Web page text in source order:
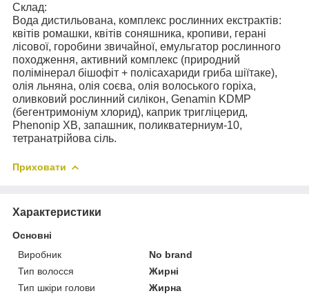
Склад:
Вода дистильована, комплекс рослинних екстрактів:
квітів ромашки, квітів соняшника, кропиви, герані
лісової, горобини звичайної, емульгатор рослинного
походження, активний комплекс (природний
полімінерал бішофіт + полісахариди гриба шіїтаке),
олія льняна, олія соєва, олія волоського горіха,
оливковий рослинний силікон, Genamin KDMP
(бегентримоніум хлорид), каприк тригліцерид,
Phenonip XB, запашник, поликватерниум-10,
тетранатрійова сіль.
Приховати
Характеристики
Основні
Виробник
No brand
Тип волосся
Жирні
Тип шкіри голови
Жирна